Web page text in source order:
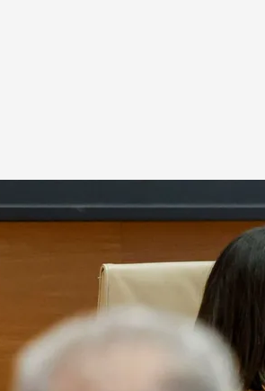
Francina Armengol admite que
de José Luis Ábalos
La presidenta del Congreso ha
Congreso que investiga la